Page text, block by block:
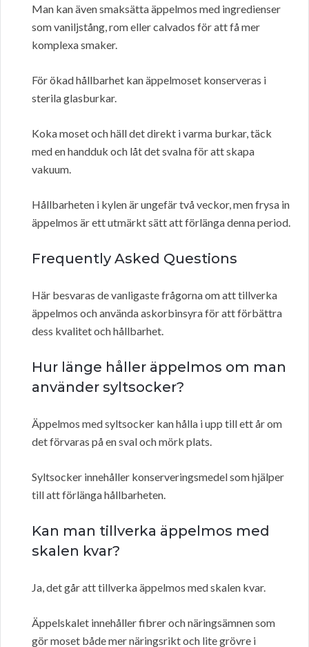
Man kan även smaksätta äppelmos med ingredienser
som vaniljstång, rom eller calvados för att få mer
komplexa smaker.
För ökad hållbarhet kan äppelmoset konserveras i
sterila glasburkar.
Koka moset och häll det direkt i varma burkar, täck
med en handduk och låt det svalna för att skapa
vakuum.
Hållbarheten i kylen är ungefär två veckor, men frysa in
äppelmos är ett utmärkt sätt att förlänga denna period.
Frequently Asked Questions
Här besvaras de vanligaste frågorna om att tillverka
äppelmos och använda askorbinsyra för att förbättra
dess kvalitet och hållbarhet.
Hur länge håller äppelmos om man
använder syltsocker?
Äppelmos med syltsocker kan hålla i upp till ett år om
det förvaras på en sval och mörk plats.
Syltsocker innehåller konserveringsmedel som hjälper
till att förlänga hållbarheten.
Kan man tillverka äppelmos med
skalen kvar?
Ja, det går att tillverka äppelmos med skalen kvar.
Äppelskalet innehåller fibrer och näringsämnen som
gör moset både mer näringsrikt och lite grövre i